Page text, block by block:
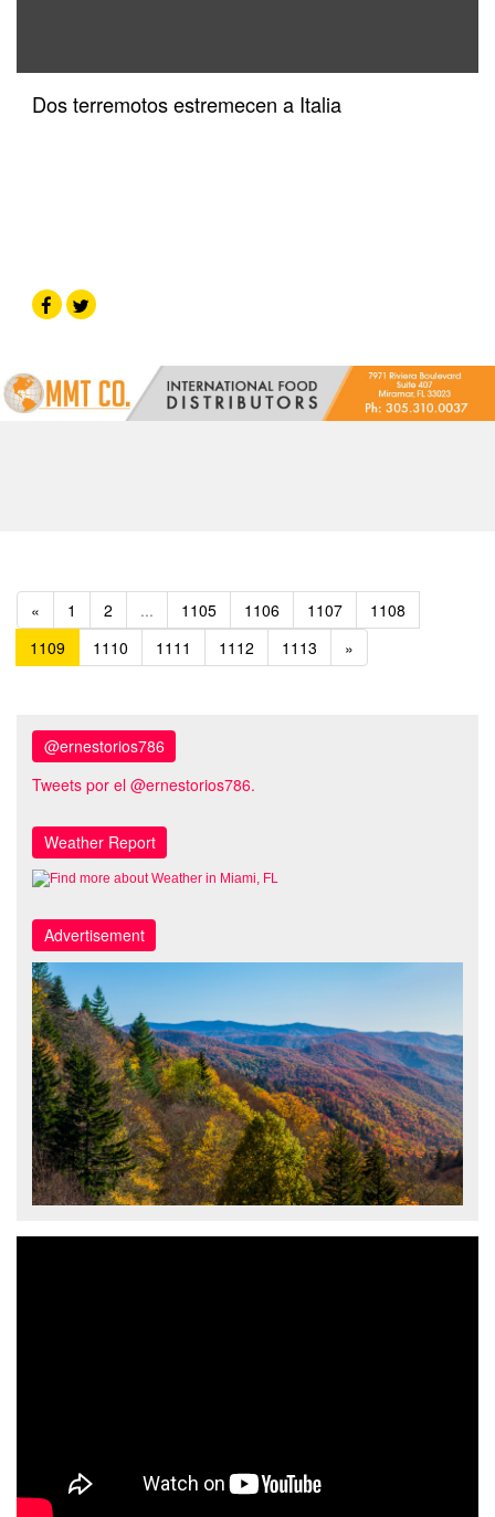
Dos terremotos estremecen a Italia
« 1 2 ... 1105 1106 1107
1108
1109
1110 1111 1112 1113 »
@ernestorios786
Tweets por el @ernestorios786.
Weather Report
Advertisement